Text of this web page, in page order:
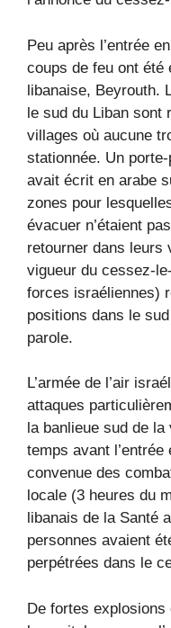
Peu après l’entrée
coups de feu ont été
libanaise, Beyrouth.
le sud du Liban sont
villages où aucune
stationnée. Un
avait écrit en arabe
zones pour
évacuer n’étaient
retourner dans leurs
vigueur du cessez-
forces israéliennes)
positions dans le
parole.
L’armée de l’air
attaques
la banlieue sud de
temps avant
convenue des
locale (3 heures du
libanais de la Santé
personnes avaient
perpétrées dans le
De fortes explosions